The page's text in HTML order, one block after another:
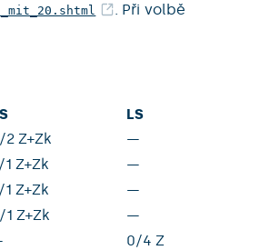
. Při volbě
LS
2 Z+Zk —
1 Z+Zk —
1 Z+Zk —
1 Z+Zk —
0/4 Z